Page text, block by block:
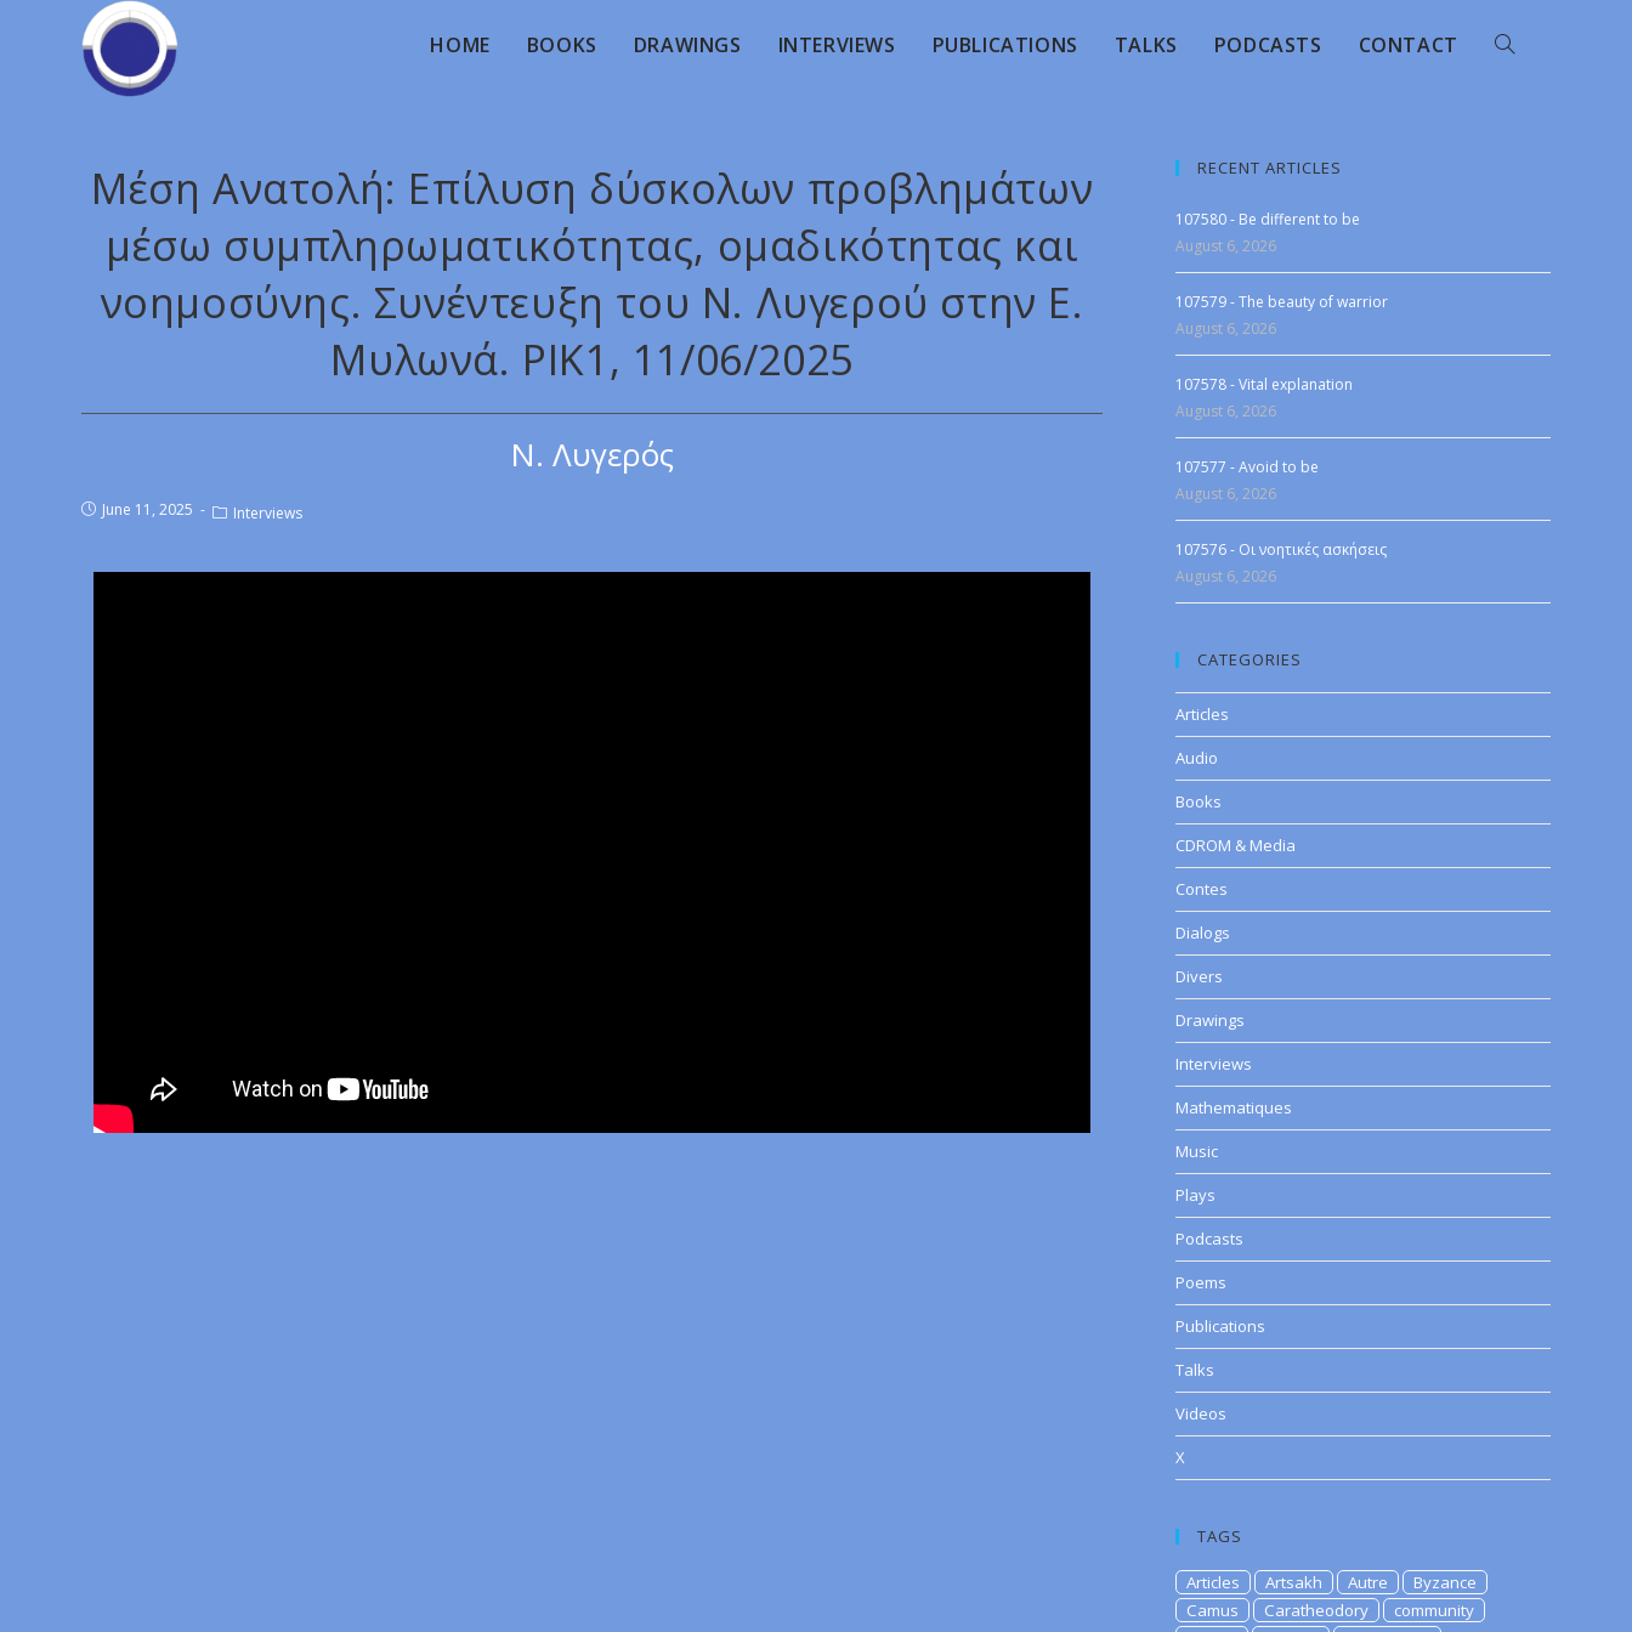
HOME BOOKS DRAWINGS INTERVIEWS PUBLICATIONS TALKS PODCASTS CONTACT
Μέση Ανατολή: Επίλυση δύσκολων προβλημάτων
μέσω συμπληρωματικότητας, ομαδικότητας και
νοημοσύνης. Συνέντευξη του Ν. Λυγερού στην Ε.
Μυλωνά. ΡΙΚ1, 11/06/2025
Ν. Λυγερός
June 11, 2025 Interviews
RECENT ARTICLES
107580 - Be different to be
August 6, 2026
107579 - The beauty of warrior
August 6, 2026
107578 - Vital explanation
August 6, 2026
107577 - Avoid to be
August 6, 2026
107576 - Οι νοητικές ασκήσεις
August 6, 2026
CATEGORIES
Articles
Audio
Books
CDROM & Media
Contes
Dialogs
Divers
Drawings
Interviews
Mathematiques
Music
Plays
Podcasts
Poems
Publications
Talks
Videos
X
TAGS
Articles Artsakh Autre
Byzance
Camus
Caratheodory
community